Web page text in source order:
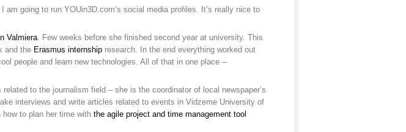
going to run YOUin3D.com’s social media profiles. It’s really nice to
Valmiera. Few weeks before she finished second year at university. This
and the Erasmus internship research. In the end everything worked out
people and learn new technologies. All of that in one place –
related to the journalism field – she is the coordinator of local newspaper’s
interviews and write articles related to events in Vidzeme University of
to plan her time with the agile project and time management tool